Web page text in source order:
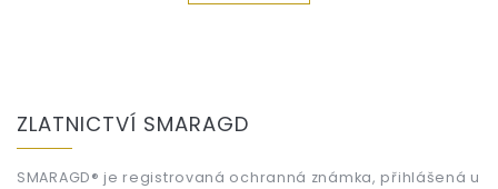
ZLATNICTVÍ SMARAGD
SMARAGD® je registrovaná ochranná známka, přihlášená u